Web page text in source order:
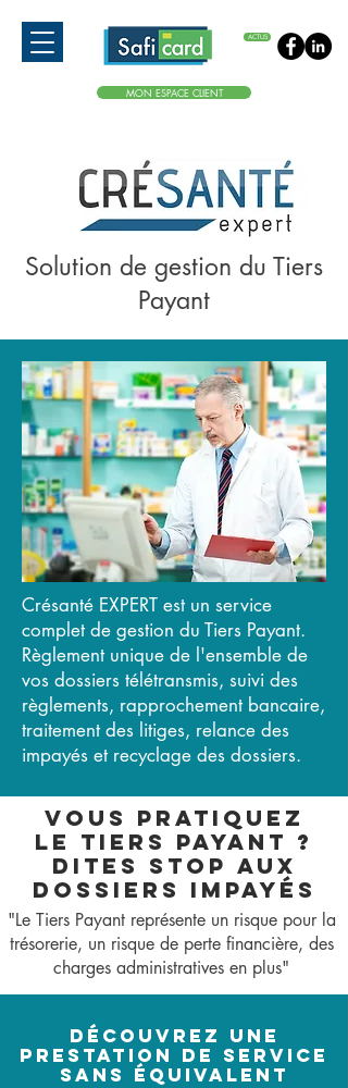
ACTUS
MON ESPACE CLIENT
Solution de gestion du Tiers
Payant
Crésanté EXPERT est un service
complet de gestion du Tiers Payant.
Règlement unique de l'ensemble de
vos dossiers télétransmis, suivi des
règlements, rapprochement bancaire,
traitement des litiges, relance des
impayés et recyclage des dossiers.
vous pratiquez
le tiers payant ?
dites stop aux
DOSSIERS impayés
"Le Tiers Payant représente un risque pour la
trésorerie, un risque de perte financière, des
charges administratives en plus"
découvrez une
prestation de service
sans équivalent